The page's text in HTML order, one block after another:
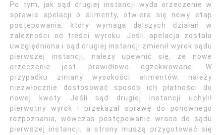
Po tym, jak sąd drugiej instancji wyda orzeczenie w
sprawie apelacji o alimenty, otwiera się nowy etap
postępowania, który wymaga dalszych działań w
zależności od treści wyroku. Jeśli apelacja została
uwzględniona i sąd drugiej instancji zmienił wyrok sądu
pierwszej instancji, należy upewnić się, że nowe
orzeczenie jest prawidłowo egzekwowane. W
przypadku zmiany wysokości alimentów, należy
niezwłocznie dostosować sposób ich płatności do
nowej kwoty. Jeśli sąd drugiej instancji uchylił
pierwotny wyrok i przekazał sprawę do ponownego
rozpoznania, wówczas postępowanie wraca do sądu
pierwszej instancji, a strony muszą przygotować się